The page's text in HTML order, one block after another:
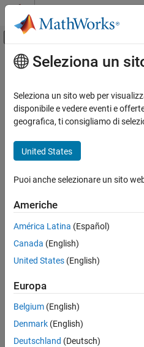
Vai al contenuto
Attiva/disattiva
Pagina iniziale della documentazione
Contenuto principale
How useful
Seleziona un
Seleziona un sito web per
disponibile e vedere eventi e
geografica, ti consigliamo di
United States
Puoi anche selezionare un sito
Americhe
América Latina (Español)
Canada (English)
United States (English)
Europa
Belgium (English)
Denmark (English)
Deutschland (Deutsch)
Centro di fiducia
Antipirateria
Stato